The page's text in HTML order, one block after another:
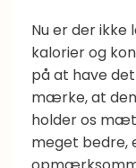
Nu er der
kalorier og
på at have
mærke, at den
holder os
meget bedre,